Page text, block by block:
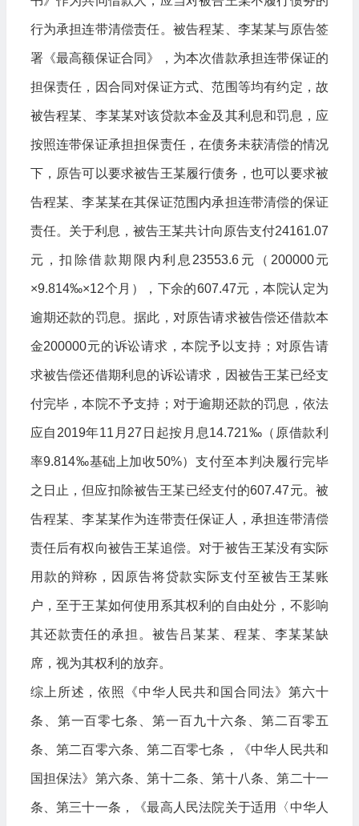
行为承担连带清偿责任。被告程某、李某某与原告签
署《最高额保证合同》，为本次借款承担连带保证的
担保责任，因合同对保证方式、范围等均有约定，故
被告程某、李某某对该贷款本金及其利息和罚息，应
按照连带保证承担担保责任，在债务未获清偿的情况
下，原告可以要求被告王某履行债务，也可以要求被
告程某、李某某在其保证范围内承担连带清偿的保证
责任。关于利息，被告王某共计向原告支付24161.07
元，扣除借款期限内利息23553.6元（200000元
×9.814‰×12个月），下余的607.47元，本院认定为
逾期还款的罚息。据此，对原告请求被告偿还借款本
金200000元的诉讼请求，本院予以支持；对原告请
求被告偿还借期利息的诉讼请求，因被告王某已经支
付完毕，本院不予支持；对于逾期还款的罚息，依法
应自2019年11月27日起按月息14.721‰（原借款利
率9.814‰基础上加收50%）支付至本判决履行完毕
之日止，但应扣除被告王某已经支付的607.47元。被
告程某、李某某作为连带责任保证人，承担连带清偿
责任后有权向被告王某追偿。对于被告王某没有实际
用款的辩称，因原告将贷款实际支付至被告王某账
户，至于王某如何使用系其权利的自由处分，不影响
其还款责任的承担。被告吕某某、程某、李某某缺
席，视为其权利的放弃。
综上所述，依照《中华人民共和国合同法》第六十
条、第一百零七条、第一百九十六条、第二百零五
条、第二百零六条、第二百零七条，《中华人民共和
国担保法》第六条、第十二条、第十八条、第二十一
条、第三十一条，《最高人民法院关于适用〈中华人